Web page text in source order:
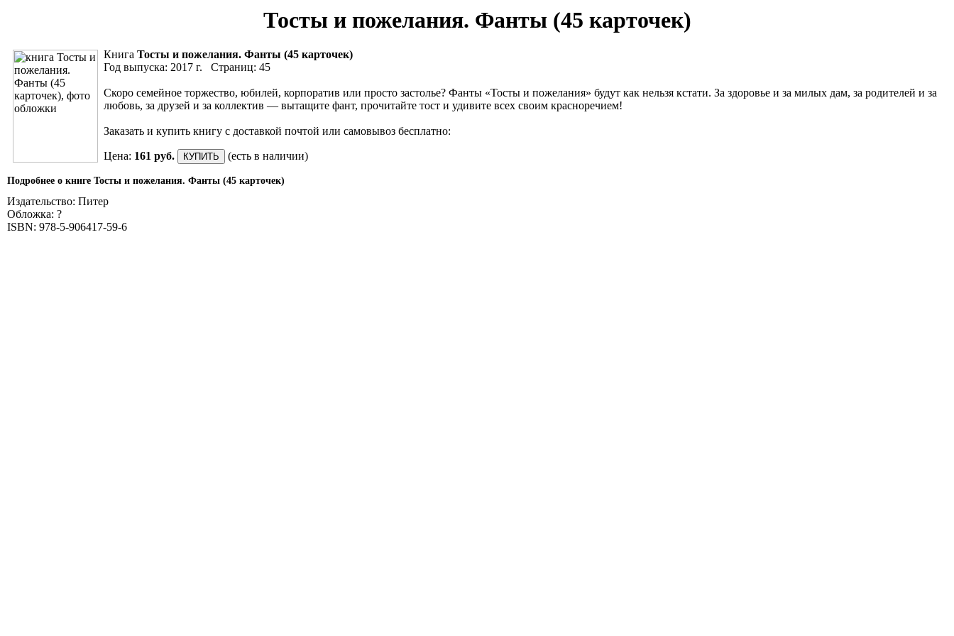
Тосты и пожелания. Фанты (45 карточек)
Книга Тосты и пожелания. Фанты (45 карточек)
Год выпуска: 2017 г. Страниц: 45
Скоро семейное торжество, юбилей, корпоратив или просто застолье? Фанты «Тосты и пожелания» будут как нельзя кстати. За здоровье и за милых дам, за родителей и за
любовь, за друзей и за коллектив — вытащите фант, прочитайте тост и удивите всех своим красноречием!
Заказать и купить книгу с доставкой почтой или самовывоз бесплатно:
Цена: 161 руб. (есть в наличии)
Подробнее о книге Тосты и пожелания. Фанты (45 карточек)
Издательство: Питер
Обложка: ?
ISBN: 978-5-906417-59-6